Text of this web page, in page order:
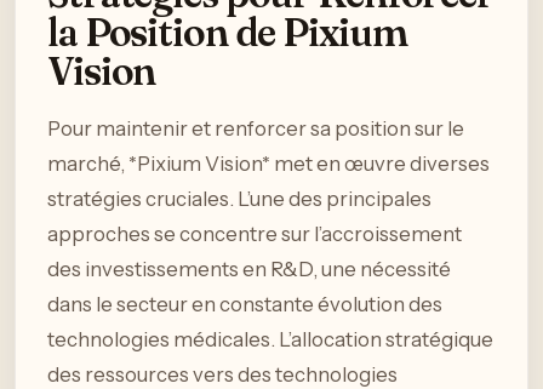
la Position de Pixium
Vision
Pour maintenir et renforcer sa position sur le
marché, *Pixium Vision* met en œuvre diverses
stratégies cruciales. L’une des principales
approches se concentre sur l’accroissement
des investissements en R&D, une nécessité
dans le secteur en constante évolution des
technologies médicales. L’allocation stratégique
des ressources vers des technologies